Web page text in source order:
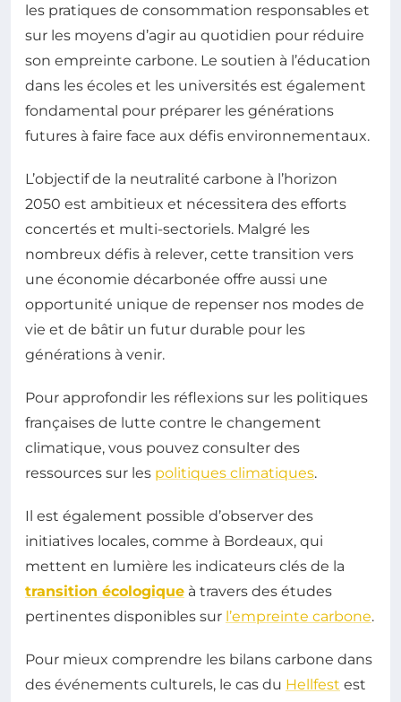
les pratiques de consommation responsables et
sur les moyens d’agir au quotidien pour réduire
son empreinte carbone. Le soutien à l’éducation
dans les écoles et les universités est également
fondamental pour préparer les générations
futures à faire face aux défis environnementaux.
L’objectif de la neutralité carbone à l’horizon
2050 est ambitieux et nécessitera des efforts
concertés et multi-sectoriels. Malgré les
nombreux défis à relever, cette transition vers
une économie décarbonée offre aussi une
opportunité unique de repenser nos modes de
vie et de bâtir un futur durable pour les
générations à venir.
Pour approfondir les réflexions sur les politiques
françaises de lutte contre le changement
climatique, vous pouvez consulter des
ressources sur les politiques climatiques.
Il est également possible d’observer des
initiatives locales, comme à Bordeaux, qui
mettent en lumière les indicateurs clés de la
transition écologique à travers des études
pertinentes disponibles sur l’empreinte carbone.
Pour mieux comprendre les bilans carbone dans
des événements culturels, le cas du Hellfest est